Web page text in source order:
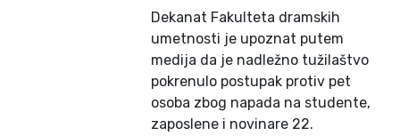
Dekanat Fakulteta dramskih
umetnosti je upoznat putem
medija da je nadležno tužilaštvo
pokrenulo postupak protiv pet
osoba zbog napada na studente,
zaposlene i novinare 22.